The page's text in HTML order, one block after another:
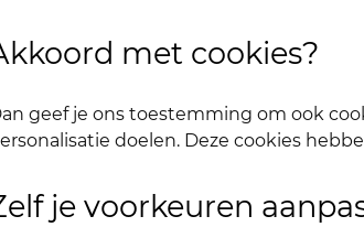
innovaties om vitaler te
&
met cookies?
geef je ons toestemming om ook
doelen. Deze cookies
je voorkeuren